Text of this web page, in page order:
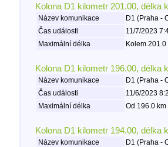
Kolona D1 kilometr 201.00, délka
Název komunikace
D1 (Praha -
Čas události
11/7/2023
Maximální délka
Kolem
Kolona D1 kilometr 196.00, délka
Název komunikace
D1 (Praha -
Čas události
11/6/2023
Maximální délka
Od 196.0
Kolona D1 kilometr 194.00, délka
Název komunikace
D1 (Praha -